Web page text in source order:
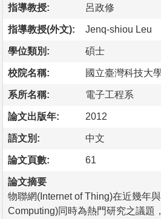
指導教授: 呂政修
指導教授(外文): Jenq-shiou Leu
學位類別: 碩士
校院名稱: 國立臺灣科技大
系所名稱: 電子工程系
論文出版年: 2012
語文別: 中文
論文頁數: 61
論文摘要
物聯網(Internet of Thing)在近幾年
Computing)同時為熱門研究之議題